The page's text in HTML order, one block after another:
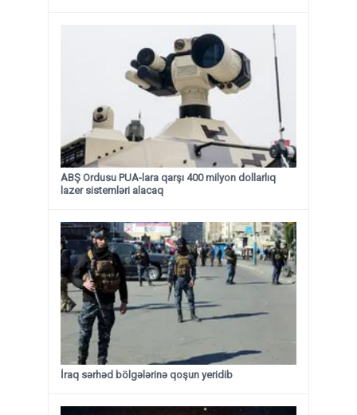
ABŞ Ordusu PUA-lara qarşı 400 milyon dollarlıq
lazer sistemləri alacaq
İraq sərhəd bölgələrinə qoşun yeridib